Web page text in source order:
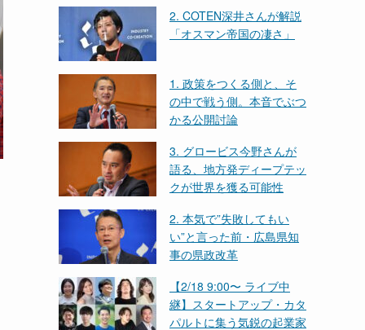
2. COTEN深井さんが解説
「オスマン帝国の凄さ」
1. 政策をつくる側と、そ
の中で戦う側。本音でぶつ
かる公開討論
3. グロービス今野さんが
語る、地方発ディープテッ
クが世界を獲る可能性
2. 本気で”失敗してもい
い”と言った前・広島県知
事の県政改革
【2/18 9:00〜 ライブ中
継】スタートアップ・カタ
パルトに集う気鋭の起業家